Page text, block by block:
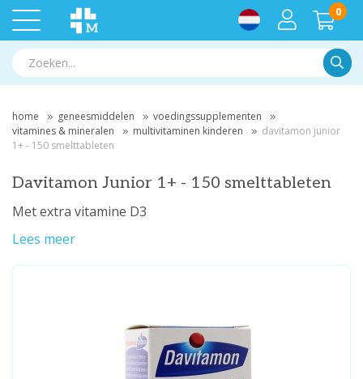
0
home geneesmiddelen
voedingssupplementen
vitamines & mineralen
multivitaminen kinderen
davitamon junior
1+ - 150 smelttableten
Davitamon Junior 1+ - 150 smelttableten
Met extra vitamine D3
Lees meer